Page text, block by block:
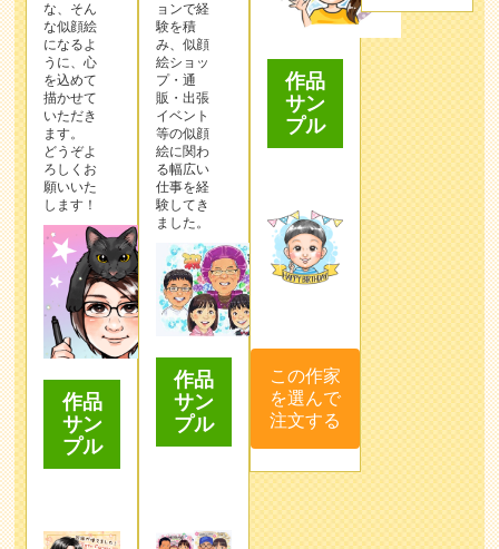
な、そん
な似顔絵
になるよ
うに、心
を込めて
描かせて
いただき
ます。
どうぞよ
ろしくお
願いいた
します！
作品
サン
プル
ョンで経
験を積
み、似顔
絵ショッ
プ・通
販・出張
イベント
等の似顔
絵に関わ
る幅広い
仕事を経
験してき
ました。
作品
サン
プル
作品
サン
プル
この作家
を選んで
注文する